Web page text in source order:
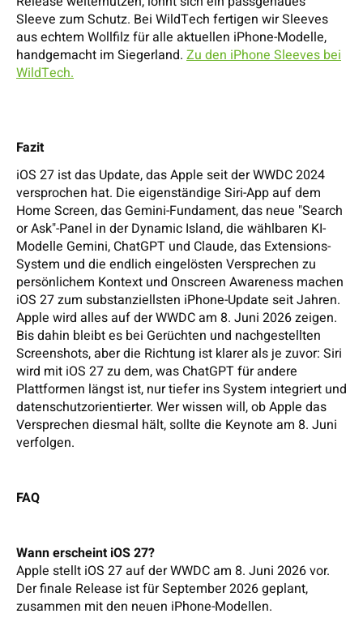
Sleeve zum Schutz. Bei WildTech fertigen wir Sleeves
aus echtem Wollfilz für alle aktuellen iPhone-Modelle,
handgemacht im Siegerland. Zu den iPhone Sleeves bei
WildTech.
Fazit
iOS 27 ist das Update, das Apple seit der WWDC 2024
versprochen hat. Die eigenständige Siri-App auf dem
Home Screen, das Gemini-Fundament, das neue "Search
or Ask"-Panel in der Dynamic Island, die wählbaren KI-
Modelle Gemini, ChatGPT und Claude, das Extensions-
System und die endlich eingelösten Versprechen zu
persönlichem Kontext und Onscreen Awareness machen
iOS 27 zum substanziellsten iPhone-Update seit Jahren.
Apple wird alles auf der WWDC am 8. Juni 2026 zeigen.
Bis dahin bleibt es bei Gerüchten und nachgestellten
Screenshots, aber die Richtung ist klarer als je zuvor: Siri
wird mit iOS 27 zu dem, was ChatGPT für andere
Plattformen längst ist, nur tiefer ins System integriert und
datenschutzorientierter. Wer wissen will, ob Apple das
Versprechen diesmal hält, sollte die Keynote am 8. Juni
verfolgen.
FAQ
Wann erscheint iOS 27?
Apple stellt iOS 27 auf der WWDC am 8. Juni 2026 vor.
Der finale Release ist für September 2026 geplant,
zusammen mit den neuen iPhone-Modellen.